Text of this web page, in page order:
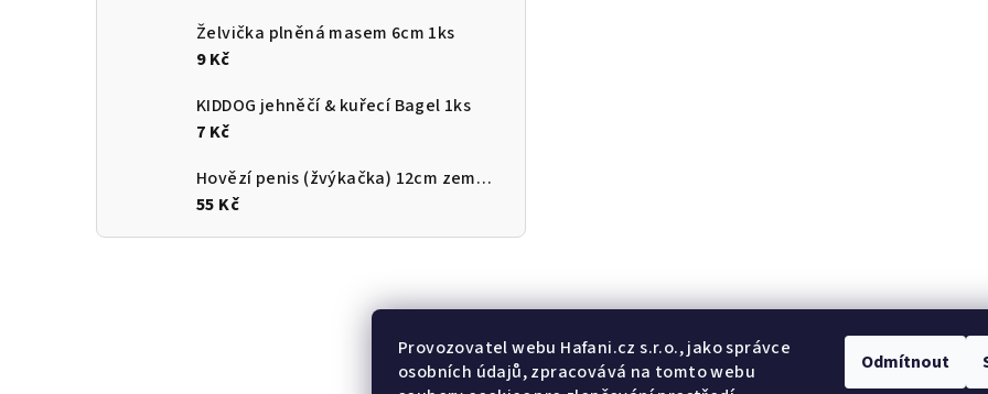
Provozovatel webu Hafani.cz s.r.o., jako správce
osobních údajů, zpracovává na tomto webu
Odmítnout
Želvička plněná masem 6cm 1ks
9 Kč
KIDDOG jehněčí & kuřecí Bagel 1ks
7 Kč
Hovězí penis (žvýkačka) 12cm země původu ČR
55 Kč